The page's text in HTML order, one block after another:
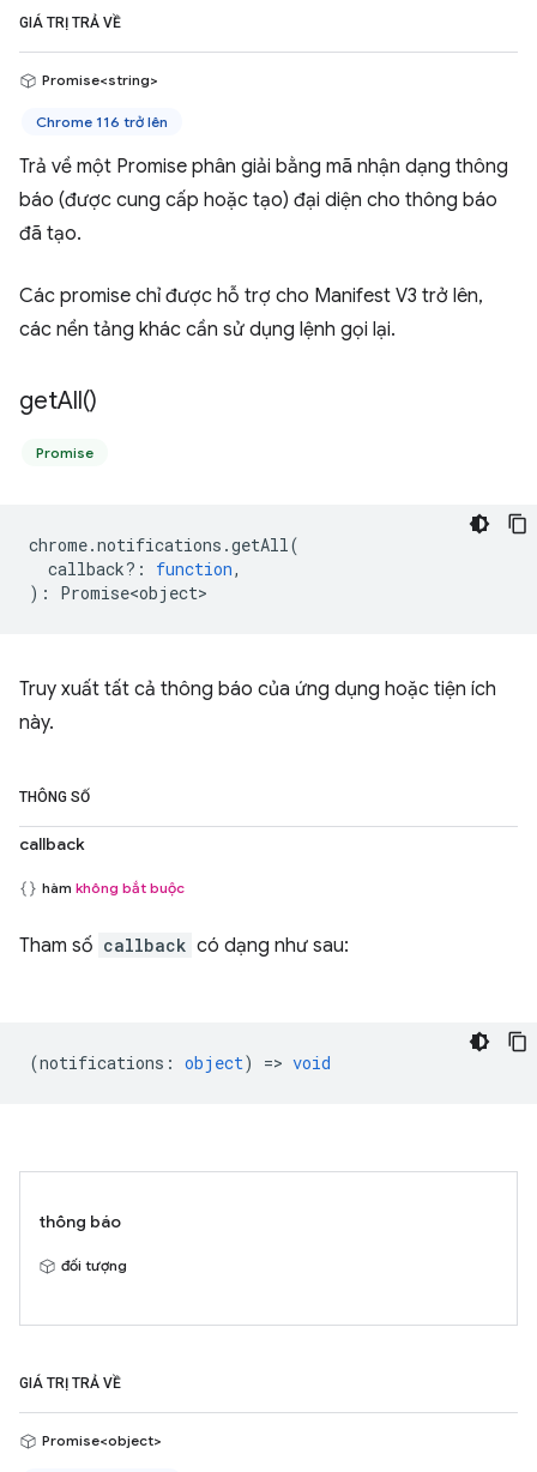
GIÁ TRỊ TRẢ VỀ
Promise<string>
Chrome 116 trở lên
Trả về một Promise phân giải bằng mã nhận dạng thông
báo (được cung cấp hoặc tạo) đại diện cho thông báo
đã tạo.
Các promise chỉ được hỗ trợ cho Manifest V3 trở lên,
các nền tảng khác cần sử dụng lệnh gọi lại.
getAll()
Promise
chrome.notifications .getAll(
callback? : function,
) : Promise<object>
Truy xuất tất cả thông báo của ứng dụng hoặc tiện ích
này.
THÔNG SỐ
callback
hàm không bắt buộc
Tham số callback có dạng như sau:
(notifications : object) => void
thông báo
đối tượng
GIÁ TRỊ TRẢ VỀ
Promise<object>